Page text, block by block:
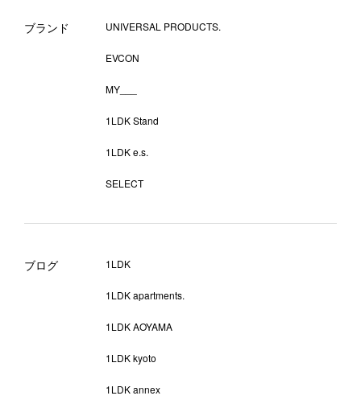
ブランド UNIVERSAL PRODUCTS.
EVCON
MY___
1LDK Stand
1LDK e.s.
SELECT
ブログ 1LDK
1LDK apartments.
1LDK AOYAMA
1LDK kyoto
1LDK annex